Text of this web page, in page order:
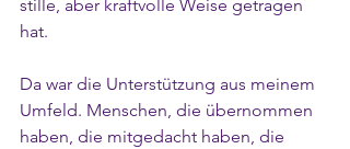
stille, aber kraftvolle Weise getragen
hat.
Da war die Unterstützung aus meinem
Umfeld. Menschen, die übernommen
haben, die mitgedacht haben, die